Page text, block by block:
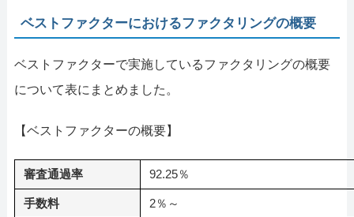
ベストファクターにおけるファクタリングの概要
ベストファクターで実施しているファクタリングの概要
について表にまとめました。
【ベストファクターの概要】
審査通過率 92.25％
手数料 2％～